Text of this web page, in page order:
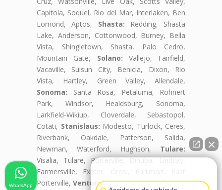
Capitola, Soquel, Rio del Mar, Interlaken, Ben
Lomond, Aptos, Shasta: Redding, Shasta
Lake, Anderson, Cottonwood, Burney, Bella
Vista, Shingletown, Shasta, Palo Cedro,
Mountain Gate, Solano: Vallejo, Fairfield,
Vacaville, Suisun City, Benicia, Dixon, Rio
Vista, Hartley, Green Valley, Allendale,
Sonoma: Santa Rosa, Petaluma, Rohnert
Park, Windsor, Healdsburg, Sonoma,
Larkfield-Wikiup, Cloverdale, Sebastopol,
Cotati, Stanislaus: Modesto, Turlock, Ceres,
Riverbank, Oakdale, Patterson, Salida,
Newman, Waterford, Hughson, Tulare:
Visalia, Tulare, Porterville, Dinuba, Lindsay,
Farmersville, Exeter, Orosi, Earlimart, East
Porterville, Ventura:Oxnard, Thousand Oaks,
WhatsApp